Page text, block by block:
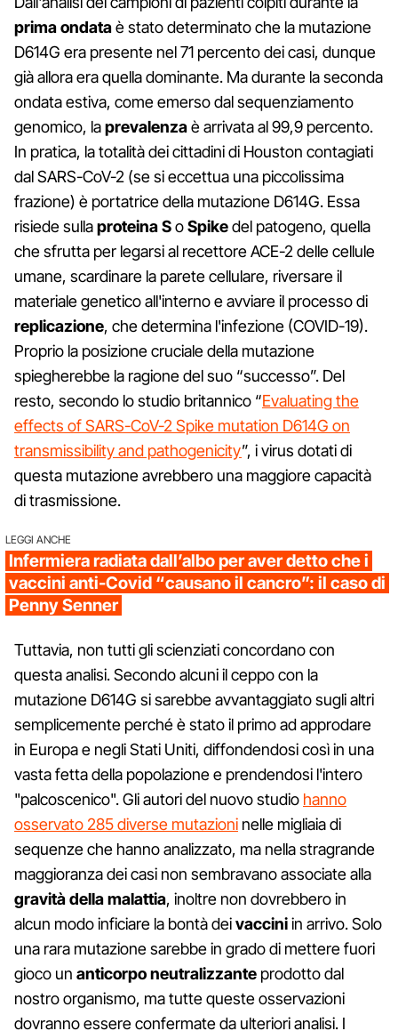
prima ondataè stato determinato che la mutazione
D614G era presente nel 71 percento dei casi, dunque
già allora era quella dominante. Ma durante la seconda
ondata estiva, come emerso dal sequenziamento
genomico, laprevalenzaè arrivata al 99,9 percento.
In pratica, la totalità dei cittadini di Houston contagiati
dal SARS-CoV-2 (se si eccettua una piccolissima
frazione) è portatrice della mutazione D614G. Essa
risiede sullaproteina SoSpikedel patogeno, quella
che sfrutta per legarsi al recettore ACE-2 delle cellule
umane, scardinare la parete cellulare, riversare il
materiale genetico all'interno e avviare il processo di
replicazione, che determina l'infezione (COVID-19).
Proprio la posizione cruciale della mutazione
spiegherebbe la ragione del suo “successo”. Del
resto, secondo lo studio britannico “Evaluating the
effects of SARS-CoV-2 Spike mutation D614G on
transmissibility and pathogenicity”, i virus dotati di
questa mutazione avrebbero una maggiore capacità
di trasmissione.
LEGGI ANCHE
Infermiera radiata dall’albo per aver detto che i
vaccini anti-Covid “causano il cancro”: il caso di
Penny Senner
Tuttavia, non tutti gli scienziati concordano con
questa analisi. Secondo alcuni il ceppo con la
mutazione D614G si sarebbe avvantaggiato sugli altri
semplicemente perché è stato il primo ad approdare
in Europa e negli Stati Uniti, diffondendosi così in una
vasta fetta della popolazione e prendendosi l'intero
"palcoscenico". Gli autori del nuovo studio hanno
osservato 285 diverse mutazioni nelle migliaia di
sequenze che hanno analizzato, ma nella stragrande
maggioranza dei casi non sembravano associate alla
gravità della malattia, inoltre non dovrebbero in
alcun modo inficiare la bontà deivacciniin arrivo. Solo
una rara mutazione sarebbe in grado di mettere fuori
gioco un anticorpo neutralizzante prodotto dal
nostro organismo, ma tutte queste osservazioni
dovranno essere confermate da ulteriori analisi. I